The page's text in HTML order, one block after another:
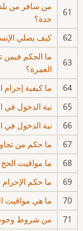
61
من سافر من
جدة؟
62
كيف يصلي
63
ما الحكم فيمن
العمرة؟
64
ما كيفية إحرام
65
نية الدخول في
66
نية الدخول في
67
ما حكم من
68
ما مواقيت الحج
69
ما حكم
70
ما هي مواقيت
71
من شروط وجوب